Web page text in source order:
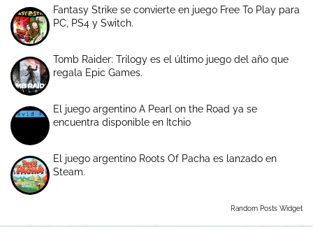
Fantasy Strike se convierte en juego Free To Play para
PC, PS4 y Switch.
Tomb Raider: Trilogy es el último juego del año que
regala Epic Games.
El juego argentino A Pearl on the Road ya se
encuentra disponible en Itchio
El juego argentino Roots Of Pacha es lanzado en
Steam.
Random Posts Widget